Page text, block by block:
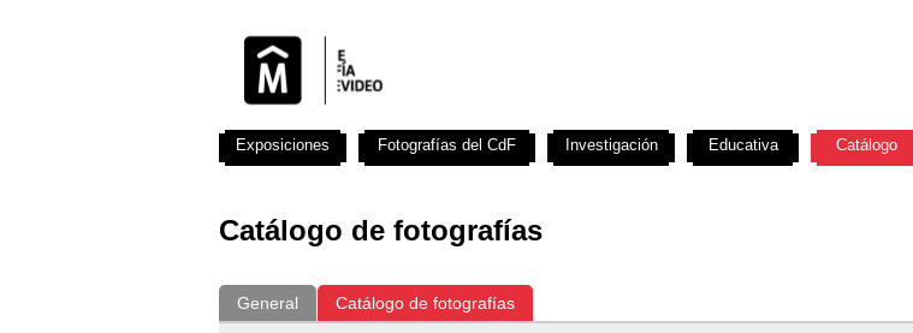
Catálogo de fotografías
General Catálogo de fotografías
Exposiciones Fotografías del CdF Investigación Educativa Catálogo